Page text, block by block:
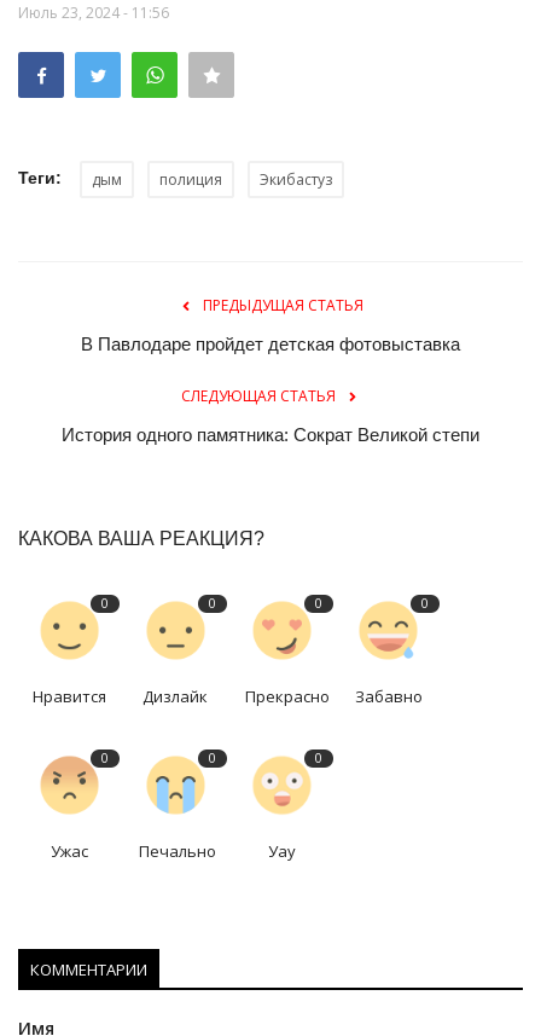
Июль 23, 2024 - 11:56
Теги: дым полиция Экибастуз
ПРЕДЫДУЩАЯ СТАТЬЯ
В Павлодаре пройдет детская фотовыставка
СЛЕДУЮЩАЯ СТАТЬЯ
История одного памятника: Сократ Великой степи
КАКОВА ВАША РЕАКЦИЯ?
0
Нравится
0
Дизлайк
0
Прекрасно
0
Забавно
0
Ужас
0
Печально
0
Уау
КОММЕНТАРИИ
Имя